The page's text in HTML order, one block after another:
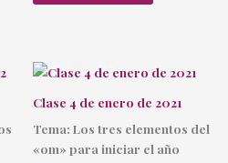
Clase 4 de enero de 2021
Tema: Los tres elementos del
«om» para iniciar el año